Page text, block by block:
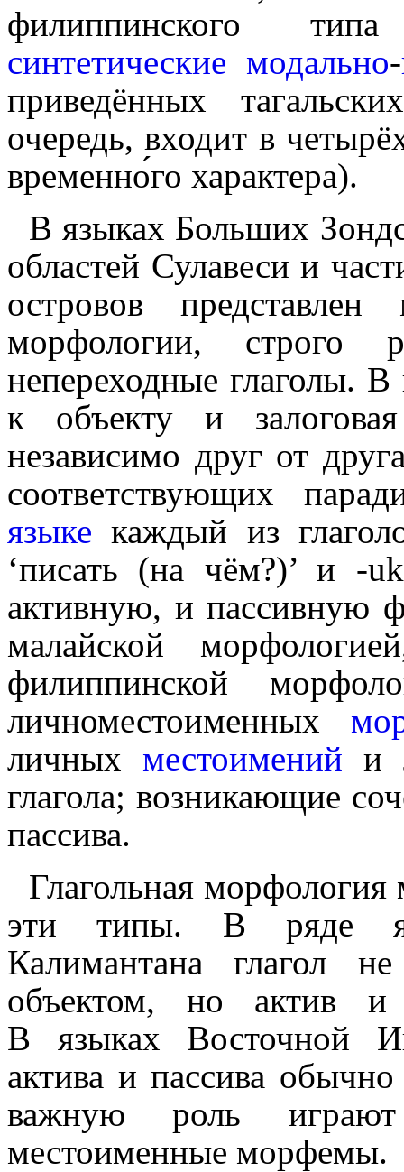
филиппинского
синтетические модально-
приведённых
очередь, входит в
временно́го характера).
В языках Больших
областей Сулавеси и
островов представлен
морфологии, строго
непереходные глаголы.
к объекту и
независимо друг от
соот­вет­ству­ю­щих
языке каждый из
‘писать (на чём?)’ и -
активную, и пассивную
малайской
филиппинской
личноместоименных
личных местоимений и
глагола; возникающие
пассива.
Глагольная
эти типы. В ряде
Калимантана глагол
объектом, но актив и
В языках Восточной
актива и пассива
важную роль играют
местоименные морфемы.